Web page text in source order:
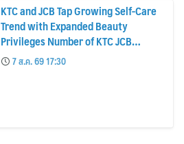
KTC and JCB Tap Growing Self-Care
Trend with Expanded Beauty
Privileges Number of KTC JCB
Cardmembers Spending on
Cosmetics Rises 26%
7 ส.ค. 69 17:30